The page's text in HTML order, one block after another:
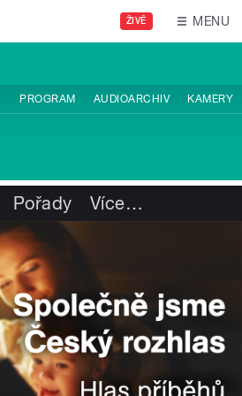
ŽIVĚ MENU
PROGRAM AUDIOARCHIV KAMERY
Pořady Více…